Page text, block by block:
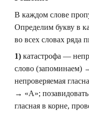
В каждом слове
Определим букву в
во всех словах ряда
1) катастрофа —
слово
непроверяемая
→ «А»;
гласная в корне,